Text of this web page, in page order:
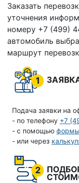
Заказать
уточнения
номеру +7 (499)
автомобиль
маршрут
1
Подача заявки на
- по телефону +7
- с помощью формы
- или через
2